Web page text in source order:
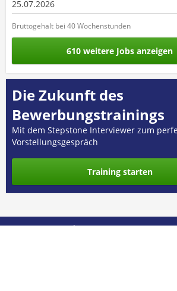
25.07.2026
Bruttogehalt bei 40 Wochenstunden
610 weitere Jobs anzeigen
Die Zukunft des
Bewerbungstrainings
Mit dem Stepstone Interviewer zum
Vorstellungsgespräch
Training starten
© 2026 GEHALT.de